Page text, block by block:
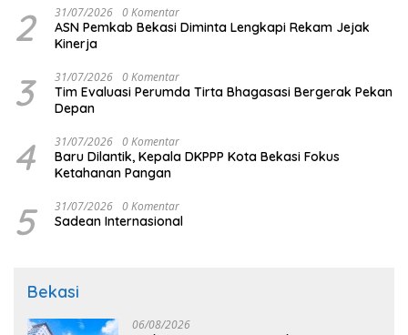
2 31/07/2026 0 Komentar
ASN Pemkab Bekasi Diminta Lengkapi Rekam Jejak
Kinerja
3 31/07/2026 0 Komentar
Tim Evaluasi Perumda Tirta Bhagasasi Bergerak Pekan
Depan
4 31/07/2026 0 Komentar
Baru Dilantik, Kepala DKPPP Kota Bekasi Fokus
Ketahanan Pangan
5 31/07/2026 0 Komentar
Sadean Internasional
Bekasi
06/08/2026